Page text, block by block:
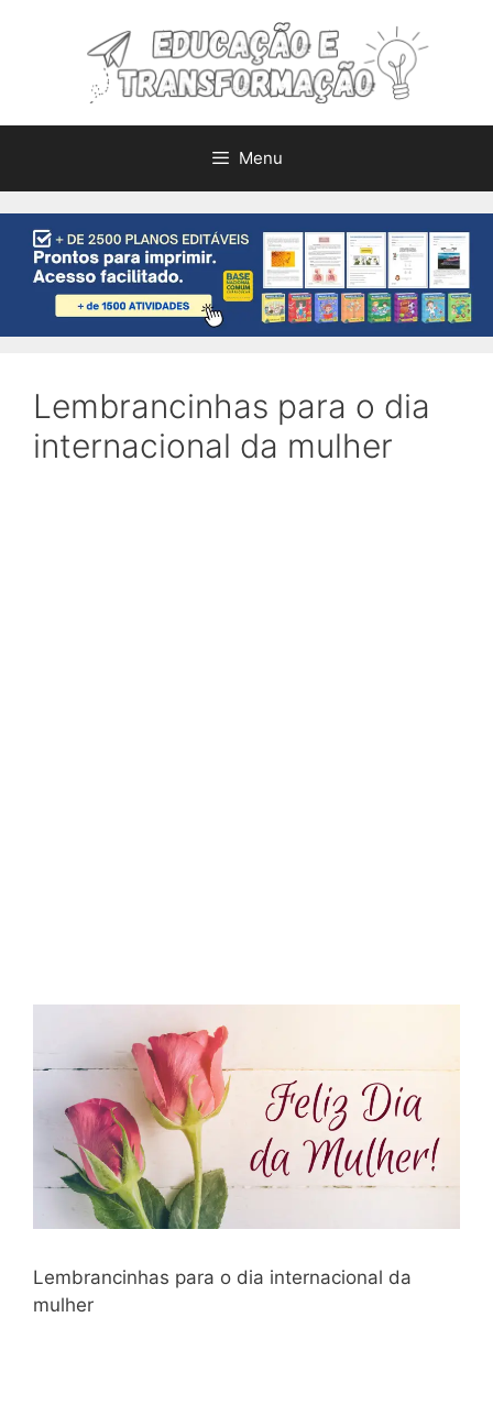
Menu
Lembrancinhas para o dia
internacional da mulher
Lembrancinhas para o dia internacional da
mulher